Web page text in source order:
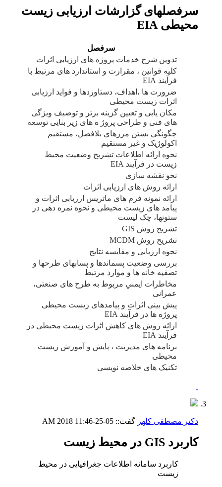
سرفصلهای گزارشات ارزیابی زیست
محیطی EIA
سرفصل
تدوین شرح خدمات پروژه های ارزیابی اثرات
کلیه قوانین ، مقرارت و استاندارد های مرتبط با
فرآیند
ضرورت ها ،اهداف، دستاوردها و فواید ارزیابی
اثرات زیست محیطی
مکان یابی و تعیین گزینه برتر و توصیف ویژگی
های فنی و طراحی پروژ ه های زیر بنایی توسعه
چگونگی بستن مرزهای بلافصل، مستقیم
اکولوژیک و غیر مستقیم
نحوه ارائه اطلاعات تشریح وضعیت محیط
زیست در فرآیند
نحو نقشه سازی
ارائه روش های ارزیابی اثرات
ارائه نمونه فرم های ماتریس ارزیابی اثرات و
پیامد های زیست محیطی و نحوه نمره دهی در
ستونها، چک لیست
تشریح روش GIS
تشریح روش MCDM
نحوه ارزیابی و مقایسه نتایج
بررسی وضعیت پسماندها و پسابهای طرحها و
تصفیه خانه ها و موارد مرتبط
مخاطرات ايمني مربوط به طرح های صنعتی،
عمرانی
پیش بینی اثرات و پیامدهای زیست محیطی
پروژه ها در فرآیند
ارائه روش های کاهش اثرات زیست محیطی در
فرآیند
برنامه های مدیریت ، پایش و آموزش زیست
محیطی
تکنیک های خلاصه نویسی
دکتر مصطفی کلهر گفت:: 05-25-2018
11:46 AM
کاربرد GIS در محیط زیست
کاربرد سامانه اطلاعات جغرافیایی در محیط
زیست